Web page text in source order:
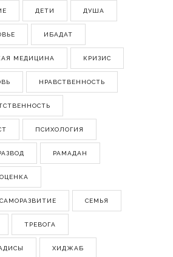
ДЕТИ ДУША
ИБАДАТ
МЕДИЦИНА КРИЗИС
НРАВСТВЕННОСТЬ
ПСИХОЛОГИЯ
РАМАДАН
САМОРАЗВИТИЕ СЕМЬЯ
ТРЕВОГА
ХИДЖАБ